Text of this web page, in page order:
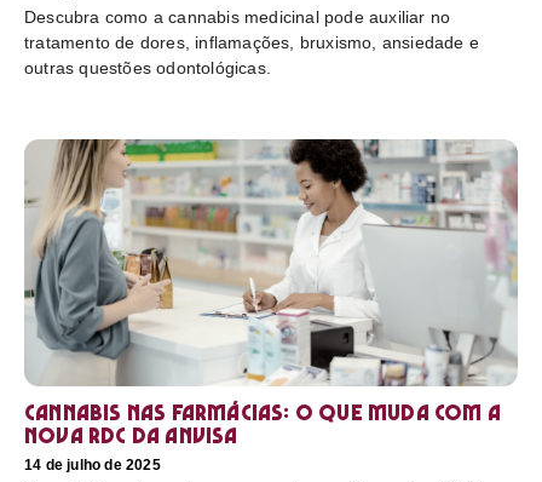
Descubra como a cannabis medicinal pode auxiliar no
tratamento de dores, inflamações, bruxismo, ansiedade e
outras questões odontológicas.
Cannabis nas farmácias: o que muda com a
nova RDC da Anvisa
14 de julho de 2025